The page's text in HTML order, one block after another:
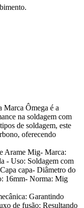
Ômega é a
na soldagem com
de soldagem, este
oferecendo
Arame Mig- Marca:
- Uso: Soldagem com
capa- Diâmetro do
16mm- Norma: Mig
Garantindo
de fusão: Resultando